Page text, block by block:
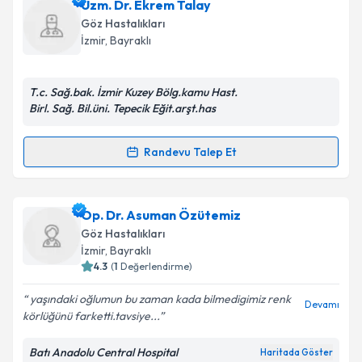
Ass. Dr. Ekrem Altundaliçin randevu takvimi talebi
oluşturun. Size bu uzmandan randevu almanız için bir
takvim hazırlandığında e-posta ile bilgilendireceğiz.
Kişisel verilerimin işlenmesine ilişkin
Metni'ni okudum ve kişisel verilerimin belirtilen
Takvim Talebini Gönder
Uzm. Dr. Ekrem Talay
Göz Hastalıkları
İzmir, Bayraklı
T.c. Sağ.bak. İzmir Kuzey Bölg.kamu Hast.
Birl. Sağ. Bil.üni. Tepecik Eğit.arşt.has
Randevu Talep Et
Randevu Takvimi Talebi
Uzm. Dr. Ekrem Talayiçin randevu takvimi talebi
oluşturun. Size bu uzmandan randevu almanız için bir
takvim hazırlandığında e-posta ile bilgilendireceğiz.
Kişisel verilerimin işlenmesine ilişkin
Aydınlatma
Op. Dr. Asuman Özütemiz
Göz Hastalıkları
İzmir, Bayraklı
4.3 (1 Değerlendirme)
yaşındaki oğlumun bu zaman kada bilmedigimiz renk
körlüğünü farketti.tavsiye...
Devamı
Batı Anadolu Central Hospital Haritada Göster